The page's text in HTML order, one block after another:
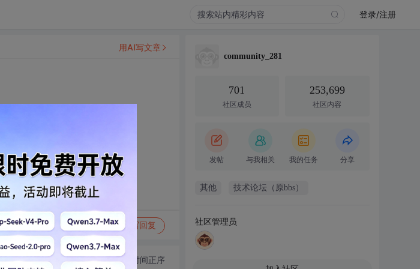
登录/注册
写回复
用AI写文章
切换为时间正序
community_281
701
社区成员
253,699
社区内容
发帖 与我相关 我的任务 分享
其他 技术论坛（原bbs）
社区管理员